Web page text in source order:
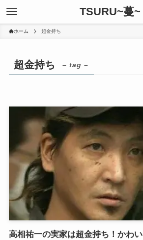
TSURU~蔓~
ホーム 超金持ち
超金持ち – tag –
高相祐一の実家は超金持ち！かわ